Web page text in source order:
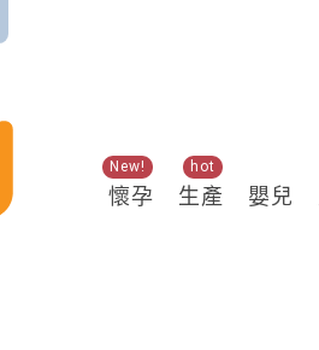
懷孕
New!
生產
hot
嬰兒
關鍵熱搜